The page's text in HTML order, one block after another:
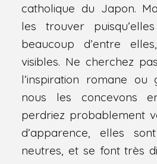
catholique du Japon.
les trouver
beaucoup d’entre
visibles. Ne cherchez
l’inspiration romane ou
nous les concevons
perdriez probablement
d’apparence, elles
neutres, et se font très